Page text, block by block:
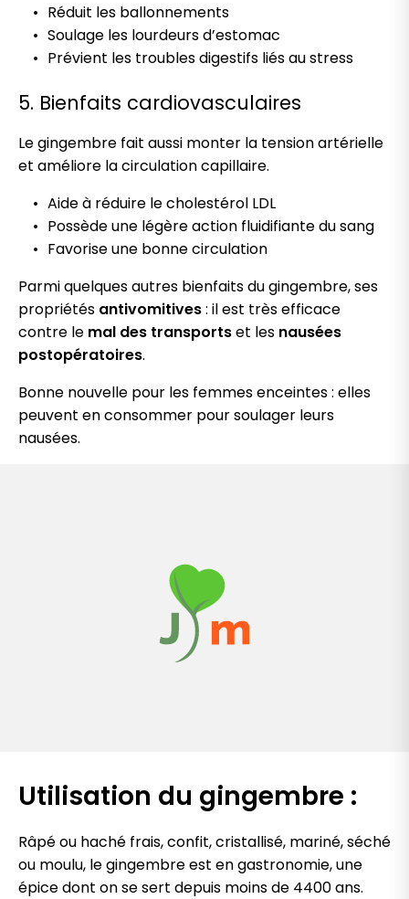
Réduit les ballonnements
Soulage les lourdeurs d’estomac
Prévient les troubles digestifs liés au stress
5. Bienfaits cardiovasculaires
Le gingembre fait aussi monter la tension artérielle
et améliore la circulation capillaire.
Aide à réduire le cholestérol LDL
Possède une légère action fluidifiante du sang
Favorise une bonne circulation
Parmi quelques autres bienfaits du gingembre, ses
propriétés antivomitives: il est très efficace
contre le mal des transportset les nausées
postopératoires.
Bonne nouvelle pour les femmes enceintes : elles
peuvent en consommer pour soulager leurs
nausées.
Utilisation du gingembre :
Râpé ou haché frais, confit, cristallisé, mariné, séché
ou moulu, le gingembre est en gastronomie, une
épice dont on se sert depuis moins de 4400 ans.